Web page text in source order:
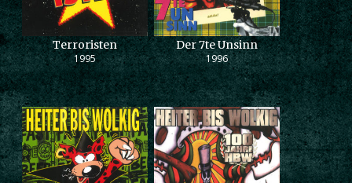
Terroristen
1995
Der 7te Unsinn
1996